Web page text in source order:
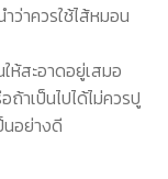
ว่าควรใช้ไส้หมอน
ห้สะอาดอยู่เสมอ
าเป็นไปได้ไม่ควรปู
นอย่างดี